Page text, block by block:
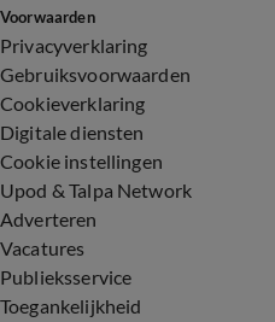
Voorwaarden
Privacyverklaring
Gebruiksvoorwaarden
Cookieverklaring
Digitale diensten
Cookie instellingen
Upod & Talpa Network
Adverteren
Vacatures
Publieksservice
Toegankelijkheid